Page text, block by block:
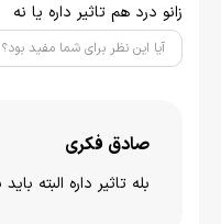
زانو درد هم تاثیر داره یا نه
آیا این نظر برای شما مفید بود؟
صادق فکری
بله تاثیر داره البته